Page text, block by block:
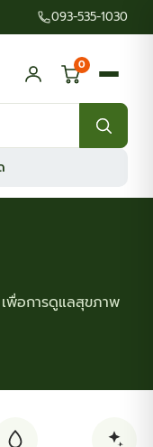
093-535-1030
0
พื่อการดูแลสุขภาพ